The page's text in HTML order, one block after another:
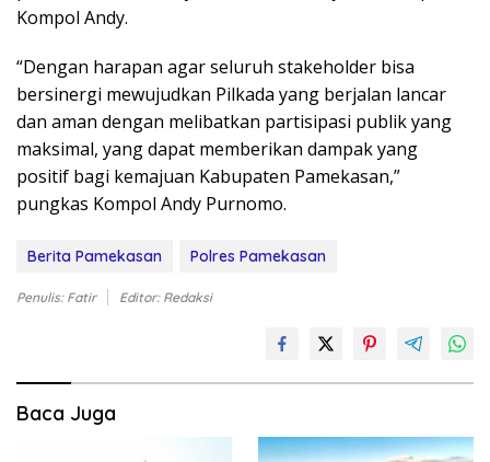
Kompol Andy.
“Dengan harapan agar seluruh stakeholder bisa
bersinergi mewujudkan Pilkada yang berjalan lancar
dan aman dengan melibatkan partisipasi publik yang
maksimal, yang dapat memberikan dampak yang
positif bagi kemajuan Kabupaten Pamekasan,”
pungkas Kompol Andy Purnomo.
Berita Pamekasan Polres Pamekasan
Penulis: Fatir Editor: Redaksi
Baca Juga